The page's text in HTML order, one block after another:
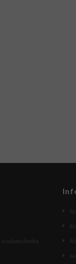
Irodatechnika